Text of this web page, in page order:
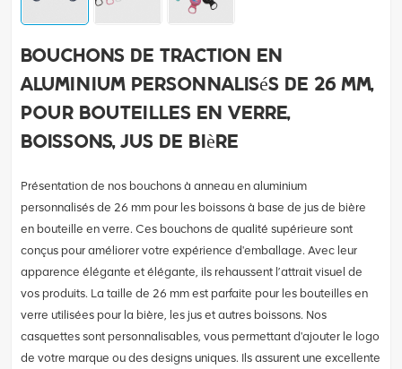
Bouchons de traction en
aluminium personnalisés de 26 mm,
pour bouteilles en verre,
boissons, jus de bière
Présentation de nos bouchons à anneau en aluminium
personnalisés de 26 mm pour les boissons à base de jus de bière
en bouteille en verre. Ces bouchons de qualité supérieure sont
conçus pour améliorer votre expérience d'emballage. Avec leur
apparence élégante et élégante, ils rehaussent l’attrait visuel de
vos produits. La taille de 26 mm est parfaite pour les bouteilles en
verre utilisées pour la bière, les jus et autres boissons. Nos
casquettes sont personnalisables, vous permettant d'ajouter le logo
de votre marque ou des designs uniques. Ils assurent une excellente